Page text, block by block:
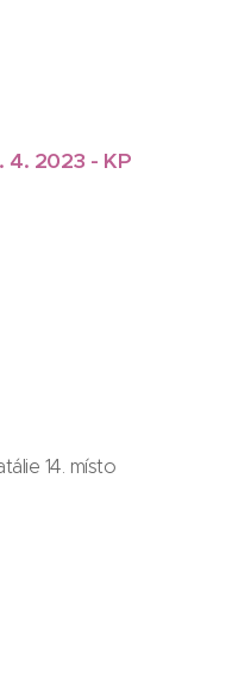
4. 2023 - KP
14. místo